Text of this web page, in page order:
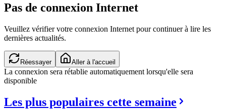
Pas de connexion Internet
Veuillez vérifier votre connexion Internet pour continuer à lire les
dernières actualités.
Réessayer Aller à l'accueil
La connexion sera rétablie automatiquement lorsqu'elle sera
disponible
Les plus populaires cette semaine